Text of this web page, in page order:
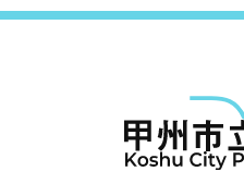
キャ
図書館
としょかん